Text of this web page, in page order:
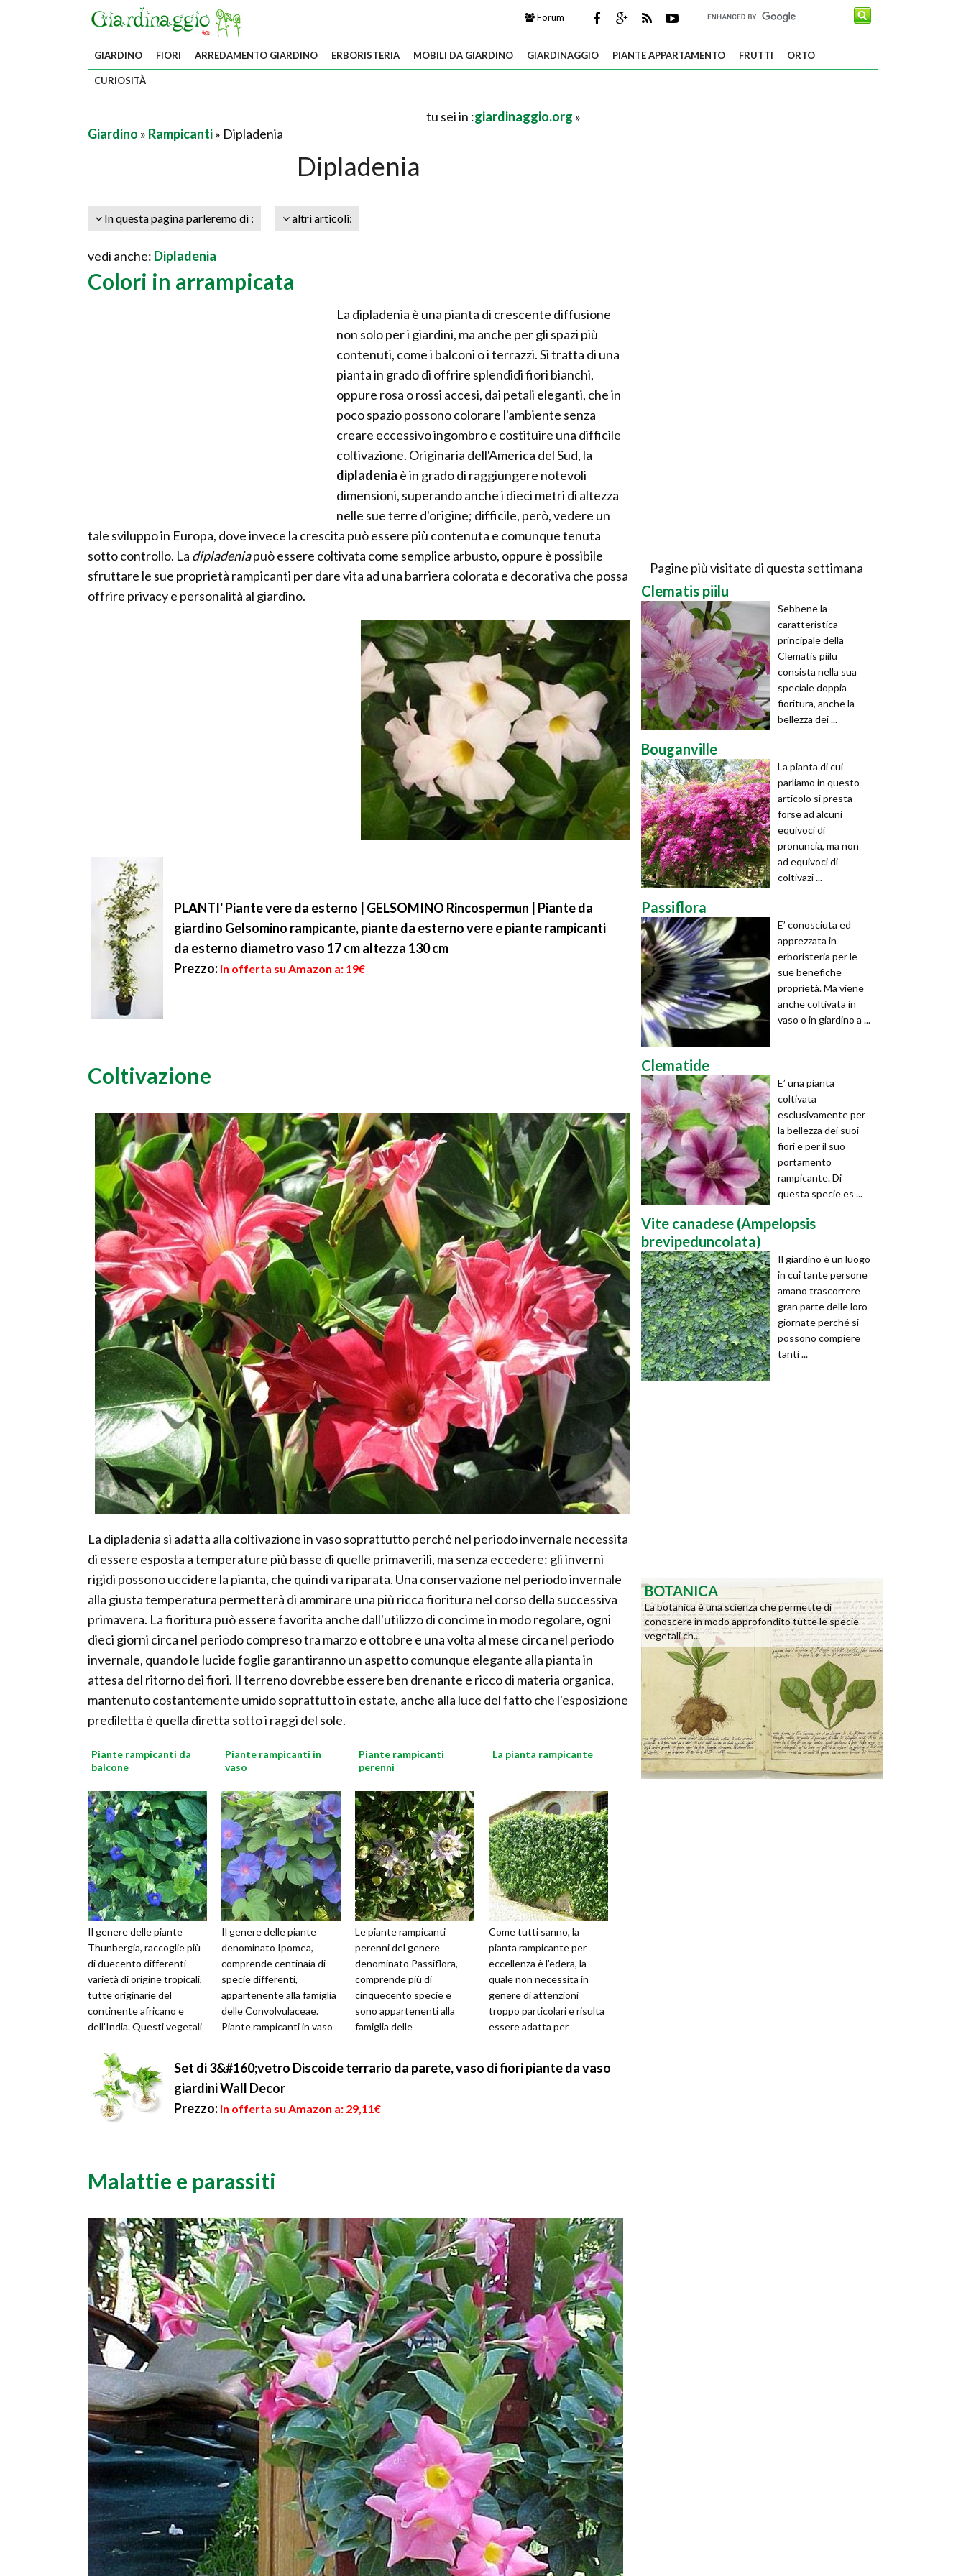
Forum
GIARDINO FIORI ARREDAMENTO GIARDINO ERBORISTERIA MOBILI DA GIARDINO GIARDINAGGIO PIANTE APPARTAMENTO FRUTTI ORTO
CURIOSITÀ
tu sei in :giardinaggio.org »
Giardino » Rampicanti» Dipladenia
Dipladenia
In questa pagina parleremo di : altri articoli:
vedi anche: Dipladenia
Colori in arrampicata
La dipladenia è una pianta di crescente diffusione
non solo per i giardini, ma anche per gli spazi più
contenuti, come i balconi o i terrazzi. Si tratta di una
pianta in grado di offrire splendidi fiori bianchi,
oppure rosa o rossi accesi, dai petali eleganti, che in
poco spazio possono colorare l'ambiente senza
creare eccessivo ingombro e costituire una difficile
coltivazione. Originaria dell'America del Sud, la
dipladenia è in grado di raggiungere notevoli
dimensioni, superando anche i dieci metri di altezza
nelle sue terre d'origine; difficile, però, vedere un
tale sviluppo in Europa, dove invece la crescita può essere più contenuta e comunque tenuta
sotto controllo. La dipladeniapuò essere coltivata come semplice arbusto, oppure è possibile
sfruttare le sue proprietà rampicanti per dare vita ad una barriera colorata e decorativa che possa
offrire privacy e personalità al giardino.
PLANTI' Piante vere da esterno | GELSOMINO Rincospermun | Piante da
giardino Gelsomino rampicante, piante da esterno vere e piante rampicanti
da esterno diametro vaso 17 cm altezza 130 cm
Prezzo: in offerta su Amazon a: 19€
Coltivazione
La dipladenia si adatta alla coltivazione in vaso soprattutto perché nel periodo invernale necessita
di essere esposta a temperature più basse di quelle primaverili, ma senza eccedere: gli inverni
rigidi possono uccidere la pianta, che quindi va riparata. Una conservazione nel periodo invernale
alla giusta temperatura permetterà di ammirare una più ricca fioritura nel corso della successiva
primavera. La fioritura può essere favorita anche dall'utilizzo di concime in modo regolare, ogni
dieci giorni circa nel periodo compreso tra marzo e ottobre e una volta al mese circa nel periodo
invernale, quando le lucide foglie garantiranno un aspetto comunque elegante alla pianta in
attesa del ritorno dei fiori. Il terreno dovrebbe essere ben drenante e ricco di materia organica,
mantenuto costantemente umido soprattutto in estate, anche alla luce del fatto che l'esposizione
prediletta è quella diretta sotto i raggi del sole.
Piante rampicanti da
balcone
Il genere delle piante
Thunbergia, raccoglie più
di duecento differenti
varietà di origine tropicali,
tutte originarie del
continente africano e
dell'India. Questi vegetali
Piante rampicanti in
vaso
Il genere delle piante
denominato Ipomea,
comprende centinaia di
specie differenti,
appartenente alla famiglia
delle Convolvulaceae.
Piante rampicanti in vaso
Piante rampicanti
perenni
Le piante rampicanti
perenni del genere
denominato Passiflora,
comprende più di
cinquecento specie e
sono appartenenti alla
famiglia delle
sempreverdi da...
La pianta rampicante
Come tutti sanno, la
pianta rampicante per
eccellenza è l'edera, la
quale non necessita in
genere di attenzioni
troppo particolari e risulta
essere adatta per
Set di 3&#160;vetro Discoide terrario da parete, vaso di fiori piante da vaso
giardini Wall Decor
Prezzo: in offerta su Amazon a: 29,11€
Malattie e parassiti
Pagine più visitate di questa settimana
Clematis piilu
Sebbene la
caratteristica
principale della
Clematis piilu
consista nella sua
speciale doppia
fioritura, anche la
bellezza dei ...
Bouganville
La pianta di cui
parliamo in questo
articolo si presta
forse ad alcuni
equivoci di
pronuncia, ma non
ad equivoci di
coltivazi ...
Passiflora
E’ conosciuta ed
apprezzata in
erboristeria per le
sue benefiche
proprietà. Ma viene
anche coltivata in
vaso o in giardino a ...
Clematide
E’ una pianta
coltivata
esclusivamente per
la bellezza dei suoi
fiori e per il suo
portamento
rampicante. Di
questa specie es ...
Vite canadese (Ampelopsis
brevipeduncolata)
Il giardino è un luogo
in cui tante persone
amano trascorrere
gran parte delle loro
giornate perché si
possono compiere
tanti ...
BOTANICA
La botanica è una scienza che permette di
conoscere in modo approfondito tutte le specie
vegetali ch...